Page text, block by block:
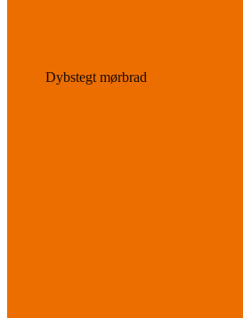
Dybstegt mørbrad